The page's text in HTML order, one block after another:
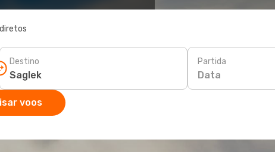
Destino Partida
Data
voos